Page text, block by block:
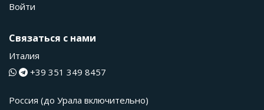
Войти
Связаться с нами
Италия
+39 351 349 8457
Россия (до Урала включительно)